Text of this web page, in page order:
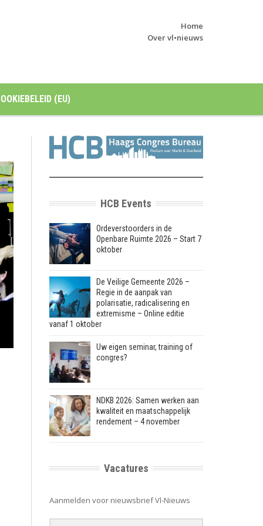
Home
Over vl•nieuws
(EU)
HCB Events
Ordeverstoorders in de
Openbare Ruimte 2026 – Start 7
oktober
De Veilige Gemeente 2026 –
Regie in de aanpak van
polarisatie, radicalisering en
extremisme – Online editie
vanaf 1 oktober
Uw eigen seminar, training of
congres?
NDKB 2026: Samen werken aan
kwaliteit en maatschappelijk
rendement – 4 november
Vacatures
Aanmelden voor nieuwsbrief Vl-Nieuws